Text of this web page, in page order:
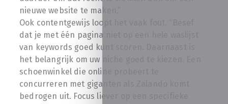
nieuwe website te maken.”
Ook contentgewijs loopt het vaak fout. “Besef
dat je met één pagina niet op een hele waslijst
van keywords goed kunt scoren. Daarnaast is
het belangrijk om uw niche goed te kiezen. Een
schoenwinkel die online probeert te
concurreren met giganten als Zalando komt
bedrogen uit. Focus liever op een specifieke